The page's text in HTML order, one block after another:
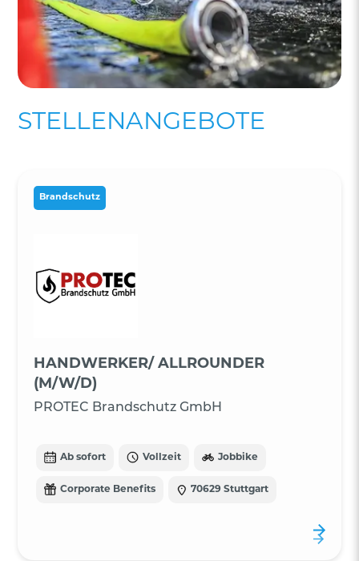
STELLENANGEBOTE
Brandschutz
HANDWERKER/ ALLROUNDER
(M/W/D)
PROTEC Brandschutz GmbH
Ab sofort Vollzeit Jobbike
Corporate Benefits 70629 Stuttgart